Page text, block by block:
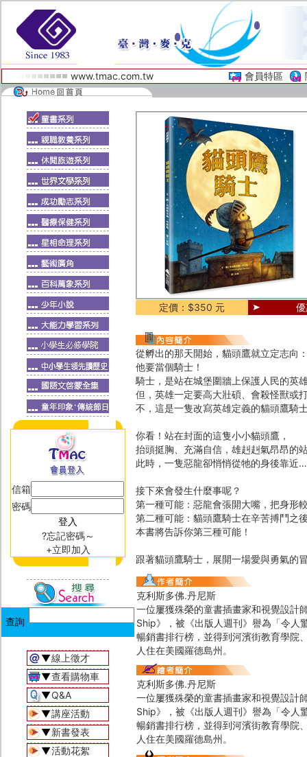
www.tmac.com.tw 會員特區
信箱
密碼
?忘記密碼～
+立即加入
▼線上徵才
▼查看購物車
▼Q&A
▼講座活動
▼新書發表
▼活動花絮
定價：$350 元
從孵出的那天開始，貓頭鷹就立定志向
他要當個騎士！
騎士，是站在城堡圍牆上保護人民的英
但，英雄一定要高大壯碩、會殺怪獸或
不，這是一隻改寫英雄定義的貓頭鷹騎
你看！站在封面的這隻小小貓頭鷹，
抬頭挺胸、充滿自信，雄赳赳氣昂昂的
此時，一隻惡龍卻悄悄從牠的身後靠近
接下來會發生什麼事呢？
第一種可能：惡龍會張開大嘴，把身形
第二種可能：貓頭鷹騎士在辛苦搏鬥之
本書將告訴你第三種可能！
跟著貓頭鷹騎士，展開一場愛與勇氣的
克利斯多佛.丹尼斯
一位屢獲殊榮的童書插畫家和視覺設
Ship》，被《出版人週刊》譽為「令人
暢銷書排行榜，並得到河濱街教育學院
人住在美國羅德島州。
克利斯多佛.丹尼斯
一位屢獲殊榮的童書插畫家和視覺設
Ship》，被《出版人週刊》譽為「令人
暢銷書排行榜，並得到河濱街教育學院
人住在美國羅德島州。